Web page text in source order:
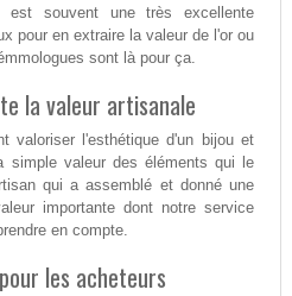
est souvent une très excellente
pour en extraire la valeur de l'or ou
sont là pour ça.
la valeur artisanale
valoriser l'esthétique d'un bijou et
simple valeur des éléments qui le
qui a assemblé et donné une
importante dont notre service
en compte.
les acheteurs